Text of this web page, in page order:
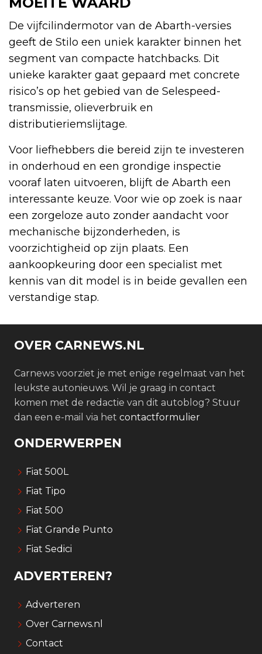
De vijfcilindermotor van de Abarth-versies
geeft de Stilo een uniek karakter binnen het
segment van compacte hatchbacks. Dit
unieke karakter gaat gepaard met concrete
risico’s op het gebied van de Selespeed-
transmissie, olieverbruik en
distributieriemslijtage.
Voor liefhebbers die bereid zijn te investeren
in onderhoud en een grondige inspectie
vooraf laten uitvoeren, blijft de Abarth een
interessante keuze. Voor wie op zoek is naar
een zorgeloze auto zonder aandacht voor
mechanische bijzonderheden, is
voorzichtigheid op zijn plaats. Een
aankoopkeuring door een specialist met
kennis van dit model is in beide gevallen een
verstandige stap.
OVER CARNEWS.NL
Carnews voorziet je met enige regelmaat van het
leukste autonieuws. Wil je graag in contact
komen met de redactie van dit autoblog? Stuur
dan een e-mail via het contactformulier
ONDERWERPEN
Fiat 500L
Fiat Tipo
Fiat 500
Fiat Grande Punto
Fiat Sedici
ADVERTEREN?
Adverteren
Over Carnews.nl
Contact